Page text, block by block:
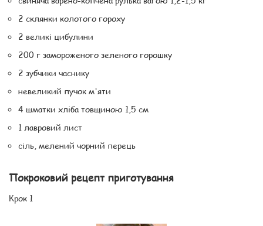
2 склянки колотого гороху
2 великі цибулини
200 г замороженого зеленого горошку
2 зубчики часнику
невеликий пучок м'яти
4 шматки хліба товщиною 1,5 см
1 лавровий лист
сіль, мелений чорний перець
Покроковий рецепт приготування
Крок 1